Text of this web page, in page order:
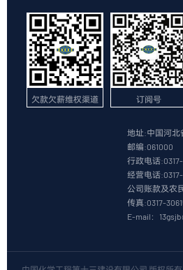
欠款欠薪维权渠道 订阅号
地址:中国河北
邮编:061000
行政电话
经营电话
公司账款及农
传真:0317-
E-mail：